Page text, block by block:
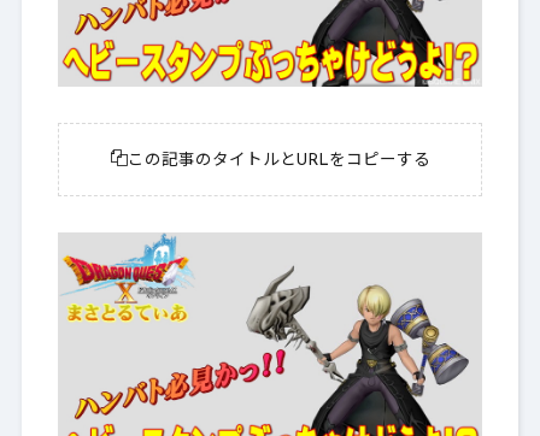
この記事のタイトルとURLをコピーする